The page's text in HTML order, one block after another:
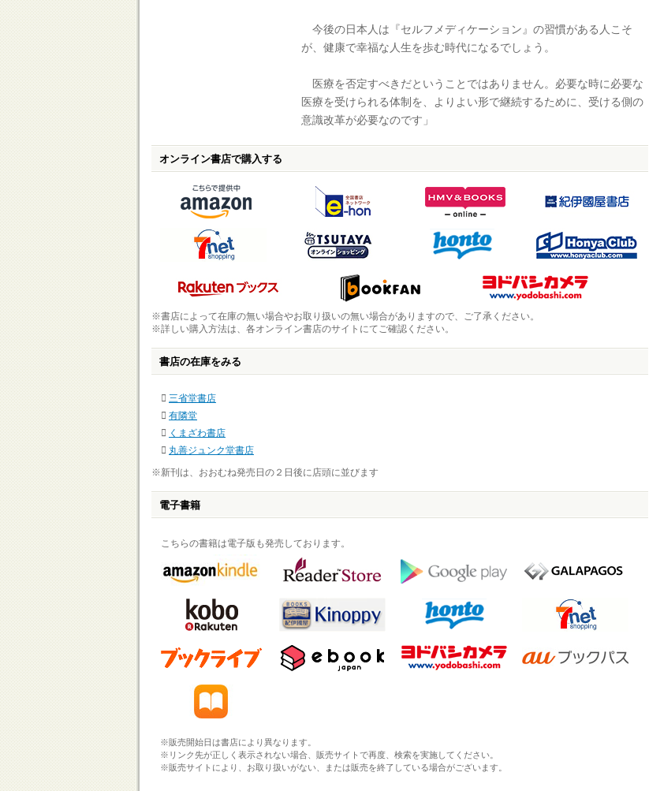
今後の日本人は『セルフメディケーション』の習慣がある人こそ
が、健康で幸福な人生を歩む時代になるでしょう。
医療を否定すべきだということではありません。必要な時に必要な
医療を受けられる体制を、よりよい形で継続するために、受ける側の
意識改革が必要なのです」
オンライン書店で購入する
※書店によって在庫の無い場合やお取り扱いの無い場合がありますので、ご了承ください。
※詳しい購入方法は、各オンライン書店のサイトにてご確認ください。
書店の在庫をみる
三省堂書店
有隣堂
くまざわ書店
丸善ジュンク堂書店
※新刊は、おおむね発売日の２日後に店頭に並びます
電子書籍
こちらの書籍は電子版も発売しております。
※販売開始日は書店により異なります。
※リンク先が正しく表示されない場合、販売サイトで再度、検索を実施してください。
※販売サイトにより、お取り扱いがない、または販売を終了している場合がございます。